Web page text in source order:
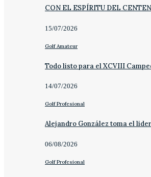
CON EL ESPÍRITU DEL
15/07/2026
Golf Amateur
Todo listo para el XCVIII
14/07/2026
Golf Profesional
Alejandro González toma el
06/08/2026
Golf Profesional